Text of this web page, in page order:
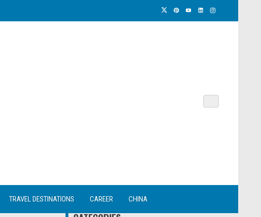
TRAVEL DESTINATIONS CAREER CHINA